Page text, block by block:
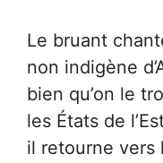
Le bruant
non indigène
bien qu’on le
les États de
il retourne vers